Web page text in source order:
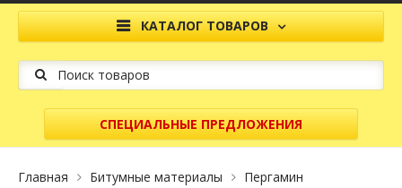
КАТАЛОГ ТОВАРОВ
СПЕЦИАЛЬНЫЕ ПРЕДЛОЖЕНИЯ
Главная Битумные материалы Пергамин